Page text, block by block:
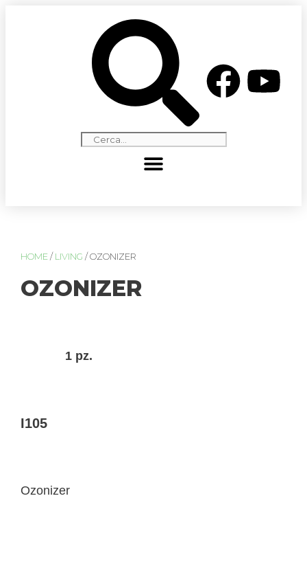
HOME / LIVING / OZONIZER
OZONIZER
1 pz.
I105
Ozonizer